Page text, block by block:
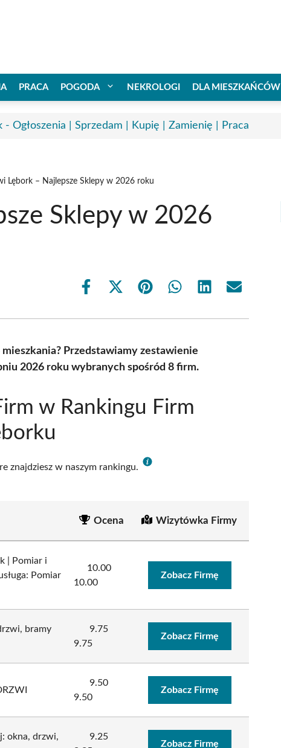
PRACA POGODA NEKROLOGI DLA MIESZKAŃCÓW
- Ogłoszenia | Sprzedam | Kupię | Zamienię | Praca
Lębork – Najlepsze Sklepy w 2026 roku
Sklepy w 2026
Share
Share
(Twitter)
Share Share Share Share
Przedstawiamy zestawienie
2026 roku wybranych spośród 8 firm.
w Rankingu Firm
znajdziesz w naszym rankingu.
Ocena Wizytówka Firmy
| Pomiar i
Pomiar
10.00
10.00
Zobacz Firmę
bramy
9.75
9.75
Zobacz Firmę
9.50
9.50
Zobacz Firmę
okna, drzwi,
9.25
Zobacz Firmę